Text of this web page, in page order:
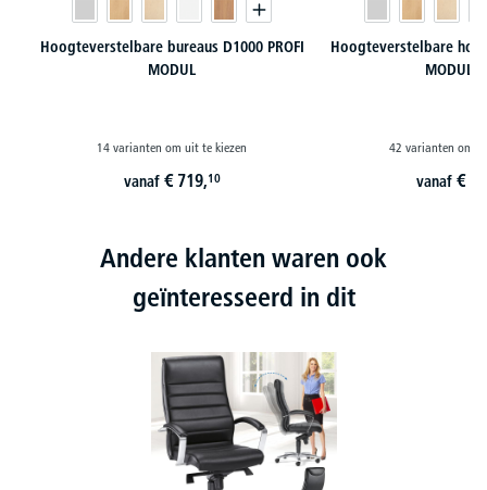
Hoogteverstelbare bureaus D1000 PROFI
MODUL
14 varianten om uit te kiezen
vanaf € 719,10
Hoogteverstelbare
MODUL-
42 varianten om
vanaf €
Andere klanten waren ook
geïnteresseerd in dit